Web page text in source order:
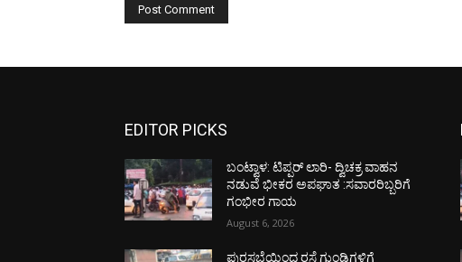
EDITOR PICKS
ಬಂಟ್ವಾಳ: ಟಿಪ್ಪರ್ ಲಾರಿ- ದ್ವಿಚಕ್ರ ವಾಹನ
ನಡುವೆ ಭೀಕರ ಅಪಘಾತ :ಸವಾರರಿಬ್ಬರಿಗೆ
ಗಂಭೀರ ಗಾಯ
August 6, 2026
ಪುರಸಭೆಯಿಂದ ರಸ್ತೆ ಗುಂಡಿಗಳಿಗೆ